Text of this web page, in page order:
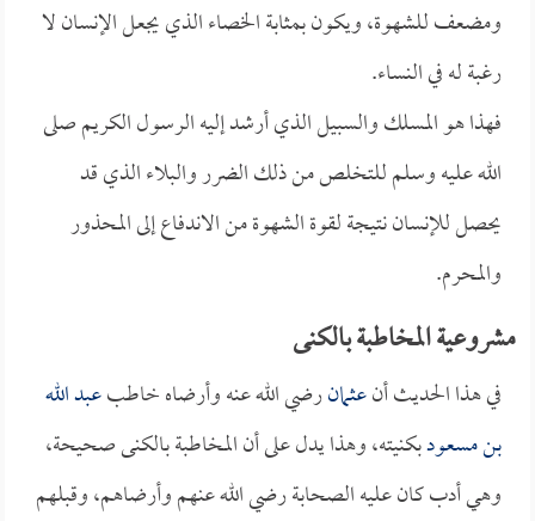
ومضعف للشهوة، ويكون بمثابة الخصاء الذي يجعل الإنسان لا
رغبة له في النساء.
فهذا هو المسلك والسبيل الذي أرشد إليه الرسول الكريم صلى
الله عليه وسلم للتخلص من ذلك الضرر والبلاء الذي قد
يحصل للإنسان نتيجة لقوة الشهوة من الاندفاع إلى المحذور
والمحرم.
مشروعية المخاطبة بالكنى
في هذا الحديث أنعثمانرضي الله عنه وأرضاه خاطبعبد الله
بن مسعودبكنيته، وهذا يدل على أن المخاطبة بالكنى صحيحة،
وهي أدب كان عليه الصحابة رضي الله عنهم وأرضاهم، وقبلهم